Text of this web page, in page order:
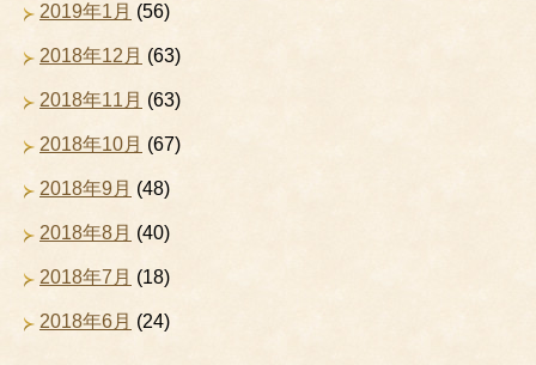
2019年1月 (56)
2018年12月 (63)
2018年11月 (63)
2018年10月 (67)
2018年9月 (48)
2018年8月 (40)
2018年7月 (18)
2018年6月 (24)